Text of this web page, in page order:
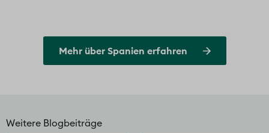
Mehr über Spanien erfahren
Weitere Blogbeiträge